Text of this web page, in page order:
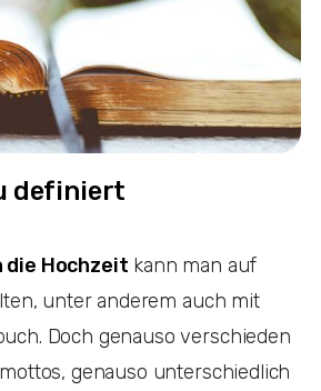
definiert
die Hochzeit kann man auf
unter anderem auch mit
Doch genauso verschieden
genauso unterschiedlich